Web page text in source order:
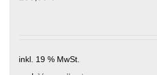
inkl. 19 % MwSt.